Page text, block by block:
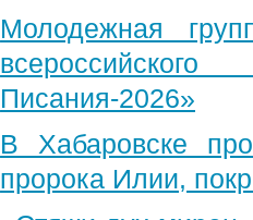
Молодежная
Писания-2026»
В Хабаровске
пророка Илии,